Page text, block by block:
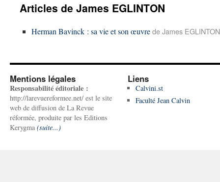
Articles de James EGLINTON
Herman Bavinck : sa vie et son œuvrede James
Mentions légales
Responsabilité éditoriale :
http://larevuereformee.net/ est le site
web de diffusion de La Revue
réformée, produite par les Editions
Kerygma (suite...)
Liens
Calvini.st
Faculté Jean Calvin